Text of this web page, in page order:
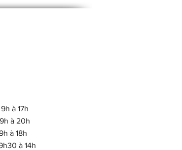
à 17h
20h
18h
à 14h